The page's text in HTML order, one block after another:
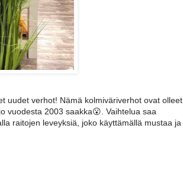
uudet verhot! Nämä kolmiväriverhot ovat olleet
vuodesta 2003 saakka😮. Vaihtelua saa
raitojen leveyksiä, joko käyttämällä mustaa ja